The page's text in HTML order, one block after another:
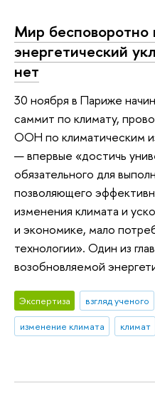
Мир бесповоротно
энергетический
нет
30 ноября в Париже
саммит по климату,
ООН по климатическим
— впервые «достичь
обязательного для
позволяющего
изменения климата и
и экономике, мало
технологии». Один из
возобновляемой
Экспертиза взгляд ученого
изменение климата
климат